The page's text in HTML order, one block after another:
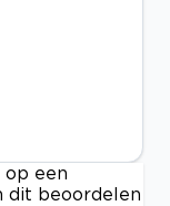
op een
dit beoordelen